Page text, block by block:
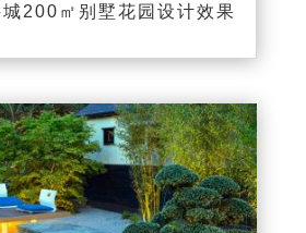
200㎡别墅花园设计效果